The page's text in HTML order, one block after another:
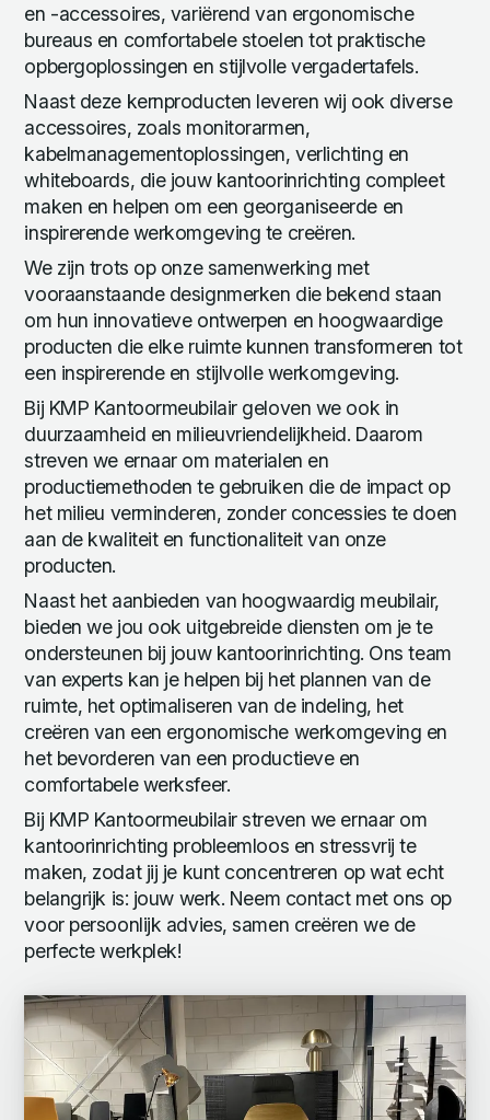
en -accessoires, variërend van ergonomische
bureaus en comfortabele stoelen tot praktische
opbergoplossingen en stijlvolle vergadertafels.
Naast deze kernproducten leveren wij ook diverse
accessoires, zoals monitorarmen,
kabelmanagementoplossingen, verlichting en
whiteboards, die jouw kantoorinrichting compleet
maken en helpen om een georganiseerde en
inspirerende werkomgeving te creëren.
We zijn trots op onze samenwerking met
vooraanstaande designmerken die bekend staan
om hun innovatieve ontwerpen en hoogwaardige
producten die elke ruimte kunnen transformeren tot
een inspirerende en stijlvolle werkomgeving.
Bij KMP Kantoormeubilair geloven we ook in
duurzaamheid en milieuvriendelijkheid. Daarom
streven we ernaar om materialen en
productiemethoden te gebruiken die de impact op
het milieu verminderen, zonder concessies te doen
aan de kwaliteit en functionaliteit van onze
producten.
Naast het aanbieden van hoogwaardig meubilair,
bieden we jou ook uitgebreide diensten om je te
ondersteunen bij jouw kantoorinrichting. Ons team
van experts kan je helpen bij het plannen van de
ruimte, het optimaliseren van de indeling, het
creëren van een ergonomische werkomgeving en
het bevorderen van een productieve en
comfortabele werksfeer.
Bij KMP Kantoormeubilair streven we ernaar om
kantoorinrichting probleemloos en stressvrij te
maken, zodat jij je kunt concentreren op wat echt
belangrijk is: jouw werk. Neem contact met ons op
voor persoonlijk advies, samen creëren we de
perfecte werkplek!